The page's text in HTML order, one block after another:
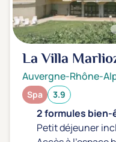
Beauté & anti-âge
Silhouette, Minceur
Gestion du stress /
Spécial dos
Prévention santé
Sport
Yoga
La Villa
Auvergne-Rhône-
Spa 3.9
2 formules bien-
Petit déjeuner